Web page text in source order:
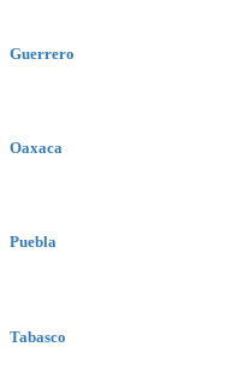
Guerrero
Oaxaca
Puebla
Tabasco